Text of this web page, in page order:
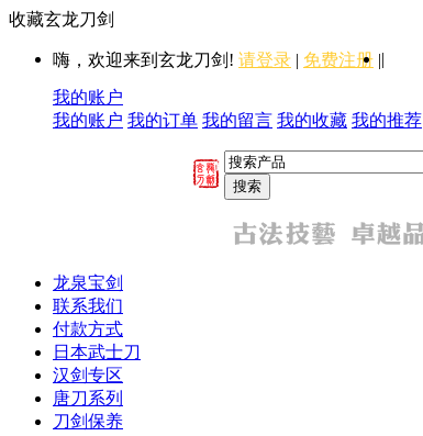
收藏玄龙刀剑
嗨，欢迎来到玄龙刀剑! 请登录 | 免费注册 ||
我的账户
我的账户 我的订单 我的留言 我的收藏 我的推荐
龙泉宝剑
联系我们
付款方式
日本武士刀
汉剑专区
唐刀系列
刀剑保养